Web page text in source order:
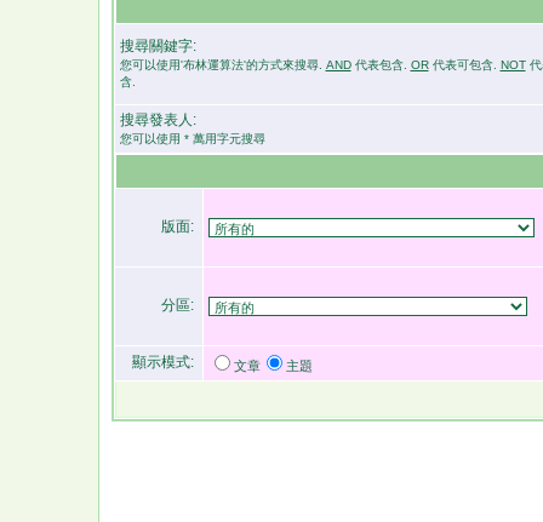
搜尋關鍵字:
您可以使用'布林運算法'的方式來搜尋. AND代表包含. OR代表可包含. NOT代
含.
搜尋發表人:
您可以使用 * 萬用字元搜尋
版面:
分區:
顯示模式: 文章 主題